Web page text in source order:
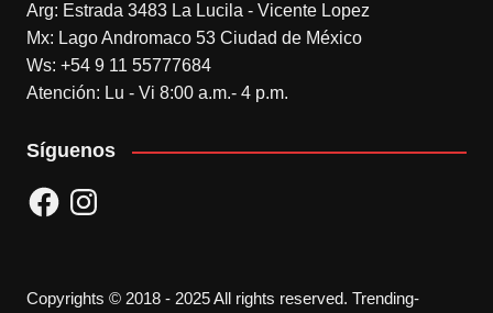
Arg: Estrada 3483 La Lucila - Vicente Lopez
Mx: Lago Andromaco 53 Ciudad de México
Ws: +54 9 11 55777684
Atención: Lu - Vi 8:00 a.m.- 4 p.m.
Síguenos
FacebookInstagram
Copyrights © 2018 - 2025 All rights reserved. Trending-